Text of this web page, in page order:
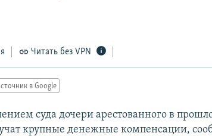
Читать без VPN
в Google
суда дочери арестованного в
крупные денежные компенсации,